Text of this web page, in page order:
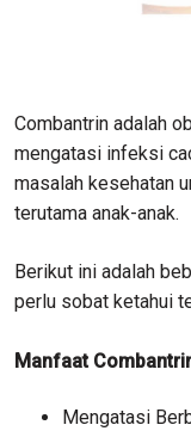
Combantrin adalah
mengatasi infeksi
masalah kesehatan
terutama anak-anak.
Berikut ini adalah
perlu sobat ketahui
Manfaat
Mengatasi